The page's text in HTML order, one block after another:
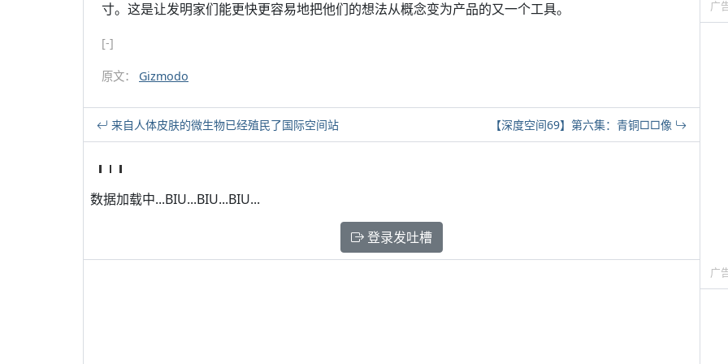
寸。这是让发明家们能更快更容易地把他们的想法从概念变为产品的又一个工具。
[-]
原文： Gizmodo
来自人体皮肤的微生物已经殖民了国际空间站 【深度空间69】第六集：青铜□□像
数据加载中...BIU...BIU...BIU...
登录发吐槽
广
广